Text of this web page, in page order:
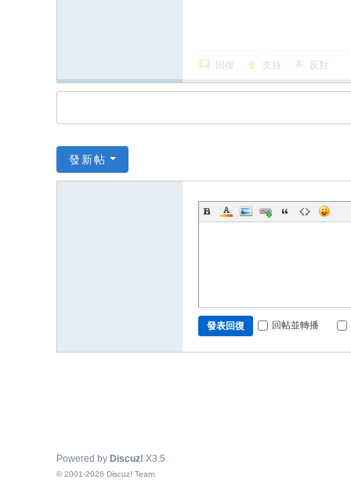
回復 支持 反對
發新帖
發表回復 回帖並轉播
Powered by Discuz! X3.5
© 2001-2026 Discuz! Team